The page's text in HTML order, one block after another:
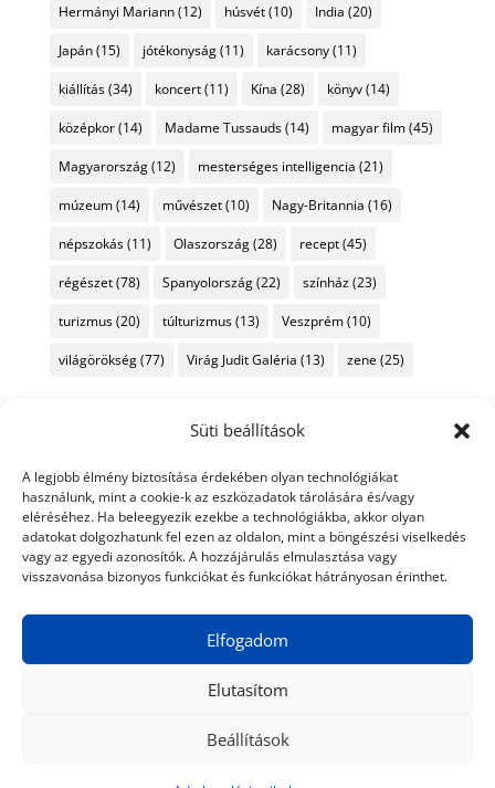
Süti beállítások
A legjobb élmény biztosítása érdekében olyan technológiákat
használunk, mint a cookie-k az eszközadatok tárolására és/vagy
eléréséhez. Ha beleegyezik ezekbe a technológiákba, akkor olyan
adatokat dolgozhatunk fel ezen az oldalon, mint a böngészési viselkedés
vagy az egyedi azonosítók. A hozzájárulás elmulasztása vagy
visszavonása bizonyos funkciókat és funkciókat hátrányosan érinthet.
Elfogadom
Elutasítom
Beállítások
Hermányi Mariann(12) húsvét(10) India (20)
Japán(15) jótékonyság(11) karácsony(11)
kiállítás(34) koncert(11) Kína (28) könyv(14)
középkor(14) Madame Tussauds(14) magyar film(45)
Magyarország(12) mesterséges intelligencia (21)
múzeum(14) művészet(10) Nagy-Britannia (16)
népszokás(11) Olaszország(28) recept(45)
régészet(78) Spanyolország(22) színház(23)
turizmus(20) túlturizmus(13) Veszprém(10)
világörökség(77) Virág Judit Galéria (13) zene (25)
© 2024 Tiéd a Világ
Médiaajánlat